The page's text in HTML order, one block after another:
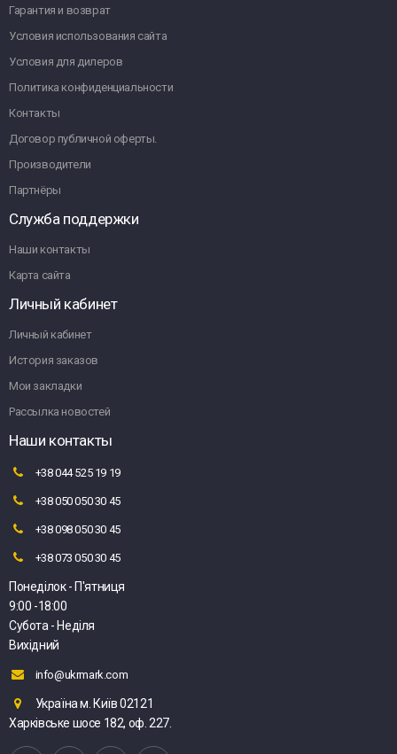
Гарантия и возврат
Условия использования сайта
Условия для дилеров
Политика конфиденциальности
Контакты
Договор публичной оферты.
Производители
Партнёры
Служба поддержки
Наши контакты
Карта сайта
Личный кабинет
Личный кабинет
История заказов
Мои закладки
Рассылка новостей
Наши контакты
+38 044 525 19 19
+38 050 050 30 45
+38 098 050 30 45
+38 073 050 30 45
Понеділок - П'ятниця
9:00 -18:00
Субота - Неділя
Вихідний
info@ukrmark.com
Україна м. Київ 02121
Харківське шосе 182, оф. 227.